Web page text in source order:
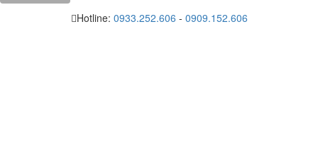
Hotline: 0933.252.606 - 0909.152.606